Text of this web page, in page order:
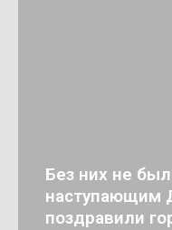
Без них не
наступающим
поздравили